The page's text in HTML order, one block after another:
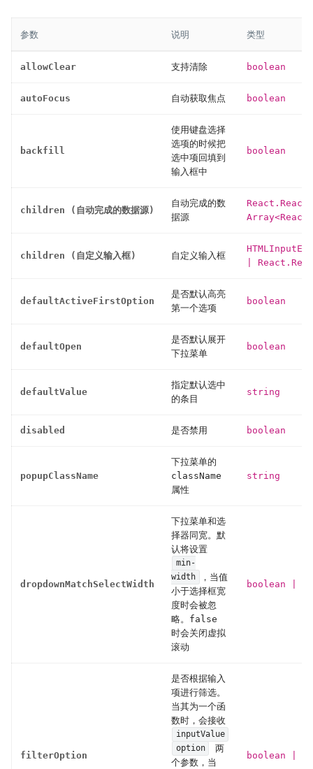
参数 说明 类型
allowClear 支持清除 boolean
autoFocus 自动获取焦点 boolean
backfill
使用键盘选择
选项的时候把
选中项回填到
输入框中
boolean
children (自动完成的数据源)
自动完成的数
据源
Array<
children (自定义输入框) 自定义输入框
defaultActiveFirstOption
是否默认高亮
第一个选项
boolean
defaultOpen
是否默认展开
下拉菜单
boolean
defaultValue
指定默认选中
的条目
string
disabled 是否禁用 boolean
popupClassName
下拉菜单的
className
属性
string
dropdownMatchSelectWidth
下拉菜单和选
择器同宽。默
认将设置
min-
width
，当值
小于选择框宽
度时会被忽
略。false
时会关闭虚拟
滚动
boolean
filterOption
是否根据输入
项进行筛选。
当其为一个函
数时，会接收
inputValue
option
两
个参数，当
boolean